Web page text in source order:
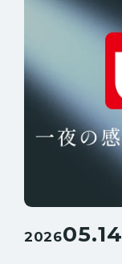
202605.14